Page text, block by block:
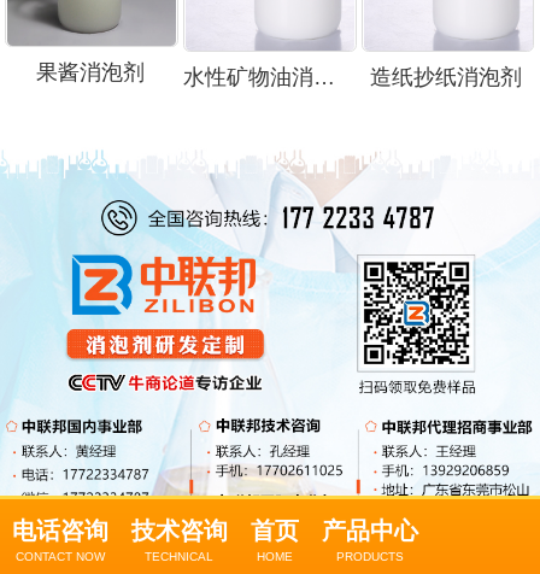
果酱消泡剂 水性矿物油消泡剂 造纸抄纸消泡剂
电话咨询
CONTACT NOW
技术咨询
TECHNICAL
首页
HOME
产品中心
PRODUCTS